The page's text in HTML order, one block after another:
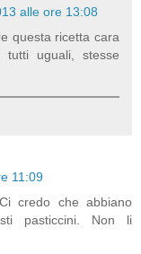
alle ore 13:08
questa ricetta cara
uguali, stesse
11:09
credo che abbiano
pasticcini. Non li